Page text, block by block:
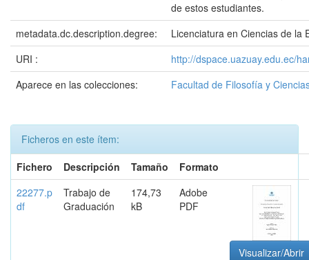
de estos estudiantes.
metadata.dc.description.degree:
Licenciatura en Ciencias de la
URI :
http://dspace.uazuay.edu.ec/
Aparece en las colecciones:
Facultad de Filosofía y
Ficheros en este ítem:
Fichero
Descripción Tamaño
Formato
22277.p
df
Trabajo de
Graduación
174,73
kB
Adobe
PDF
Visualizar/Abrir